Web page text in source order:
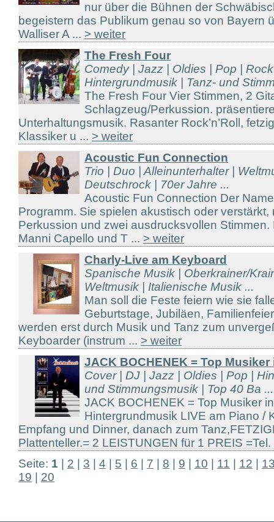
nur über die Bühnen der
begeistern das Publikum genau so von Bayern
Walliser A ... > weiter
The Fresh Four
Comedy | Jazz | Oldies | Pop |
Hintergrundmusik | Tanz- und
The Fresh Four Vier Stimmen, 2
Schlagzeug/Perkussion.
Unterhaltungsmusik. Rasanter Rock’n’Roll,
Klassiker u ... > weiter
Acoustic Fun Connection
Trio | Duo | Alleinunterhalter |
Deutschrock | 70er Jahre ...
Acoustic Fun Connection Der
Programm. Sie spielen akustisch oder verstärkt,
Perkussion und zwei ausdrucksvollen
Manni Capello und T ... > weiter
Charly-Live am Keyboard
Spanische Musik | Oberkrainer/
Weltmusik | Italienische Musik ...
Man soll die Feste feiern wie sie
Geburtstage, Jubiläen,
werden erst durch Musik und Tanz zum
Keyboarder (instrum ... > weiter
JACK BOCHENEK = Top
Cover | DJ | Jazz | Oldies | Pop |
und Stimmungsmusik | Top 40 Ba ...
JACK BOCHENEK = Top Musiker
Hintergrundmusik LIVE am Piano /
Empfang und Dinner, danach zum
Plattenteller.= 2 LEISTUNGEN für 1 PREIS
Seite: 1 2 3 4 5 6 7 8 9 10 11 12
19
20